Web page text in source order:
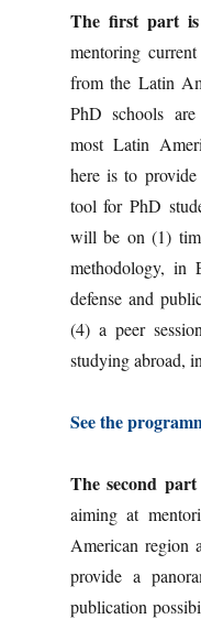
The first part
mentoring
from the Latin
PhD schools
most Latin
here is to
tool for PhD
will be on (1)
methodology, in
defense and
(4) a peer
studying abroad,
See the
The second
aiming at
American region
provide a
publication